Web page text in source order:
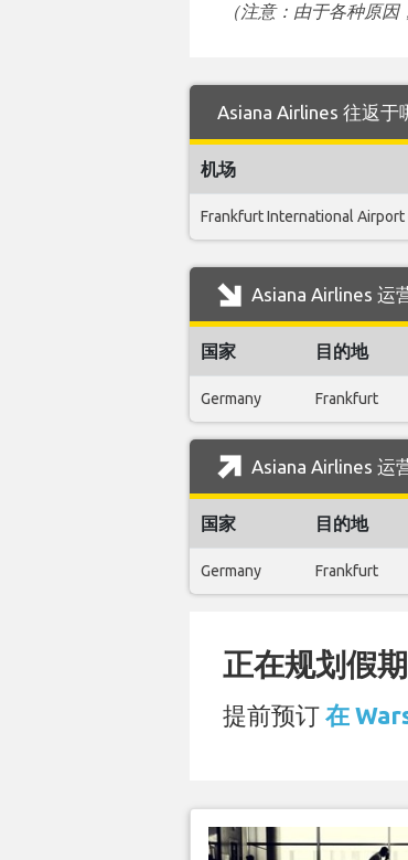
（注意：由于各种原
Asiana Airlines 往返于
机场
Frankfurt International Airport
Asiana Airlines 运
国家 目的地
Germany Frankfurt
Asiana Airlines 运
国家 目的地
Germany Frankfurt
正在规划假
提前预订 在